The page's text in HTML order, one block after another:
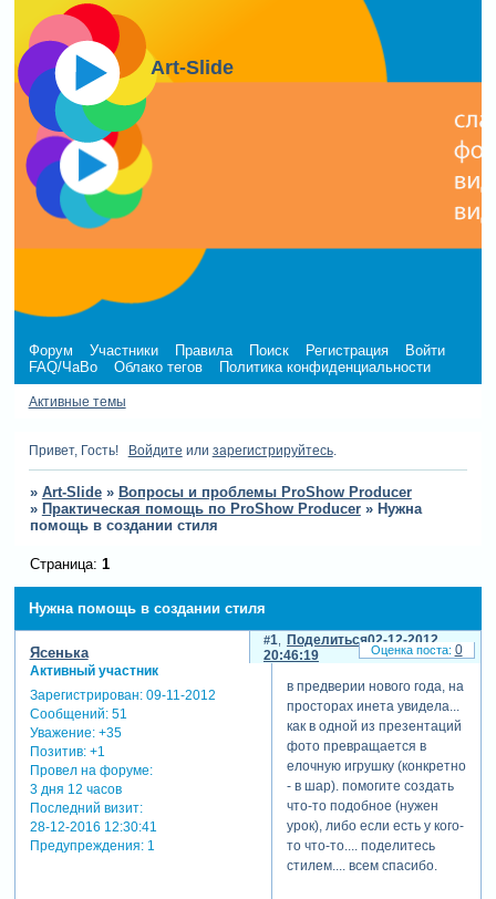
Art-Slide
Форум Участники Правила Поиск Регистрация
Войти
FAQ/ЧаВо
Облако тегов Политика конфиденциальности
Активные темы
Привет, Гость! Войдите или зарегистрируйтесь.
» Art-Slide » Вопросы и проблемы ProShow Producer
» Практическая помощь по ProShow Producer » Нужна
помощь в создании стиля
Нужна помощь в создании стиля
Страница: 1
Поделиться
1
02-12-2012
20:46:19
Ясенька
Активный участник
Зарегистрирован: 09-11-2012
Сообщений:51
Уважение: +35
Позитив: +1
Провел на форуме:
3 дня 12 часов
Последний визит:
28-12-2016 12:30:41
Предупреждения:1
в предверии нового года, на
просторах инета увидела...
как в одной из презентаций
фото превращается в
елочную игрушку (конкретно
- в шар). помогите создать
что-то подобное (нужен
урок), либо если есть у кого-
то что-то.... поделитесь
стилем.... всем спасибо.
0